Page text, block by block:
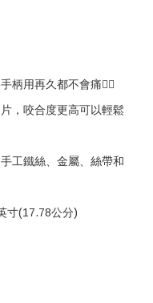
柄用再久都不會痛👌🏻
，咬合度更高可以輕鬆
工鐵絲、金屬、絲帶和
寸(17.78公分)